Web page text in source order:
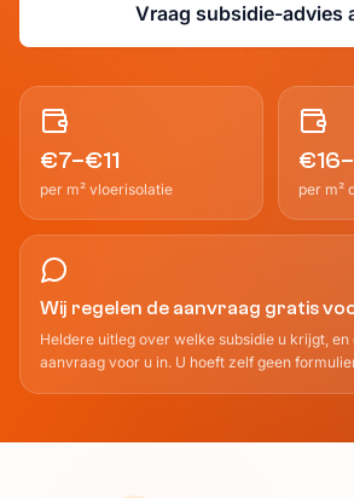
Vraag subsidie-advies
€7–€11
per m² vloerisolatie
€16
per m²
Wij regelen de aanvraag gratis
Heldere uitleg over welke subsidie u krijgt,
aanvraag voor u in. U hoeft zelf geen